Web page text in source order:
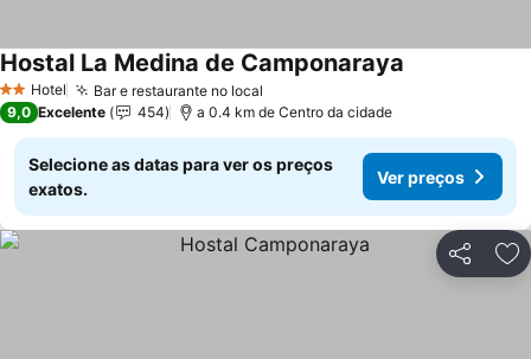
2 Estrelas
Hotel Bar e restaurante no local
Hostal La Medina de Camponaraya
9,0 Excelente 454 a 0.4 km de Centro da cidade
Selecione as datas para ver os preços
exatos.
Ver preços
Partilhar